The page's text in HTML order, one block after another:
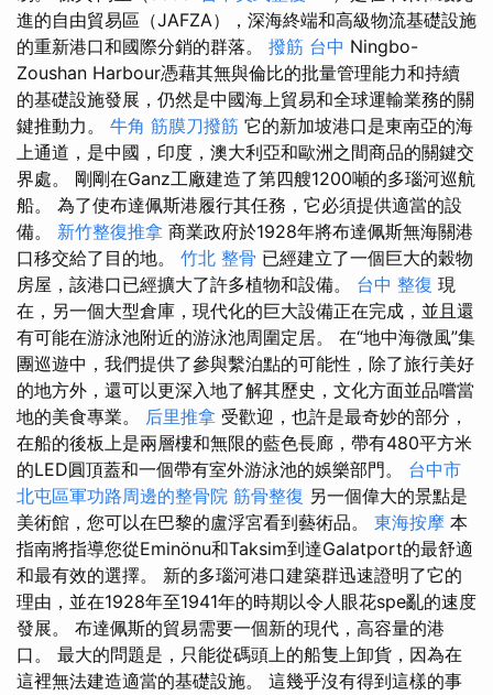
進的自由貿易區（JAFZA），深海終端和高級物流基礎設施
的重新港口和國際分銷的群落。 撥筋 台中 Ningbo-
Zoushan Harbour憑藉其無與倫比的批量管理能力和持續
的基礎設施發展，仍然是中國海上貿易和全球運輸業務的關
鍵推動力。 牛角 筋膜刀撥筋 它的新加坡港口是東南亞的海
上通道，是中國，印度，澳大利亞和歐洲之間商品的關鍵交
界處。 剛剛在Ganz工廠建造了第四艘1200噸的多瑙河巡航
船。 為了使布達佩斯港履行其任務，它必須提供適當的設
備。 新竹整復推拿 商業政府於1928年將布達佩斯無海關港
口移交給了目的地。 竹北 整骨 已經建立了一個巨大的穀物
房屋，該港口已經擴大了許多植物和設備。 台中 整復 現
在，另一個大型倉庫，現代化的巨大設備正在完成，並且還
有可能在游泳池附近的游泳池周圍定居。 在“地中海微風”集
團巡遊中，我們提供了參與繫泊點的可能性，除了旅行美好
的地方外，還可以更深入地了解其歷史，文化方面並品嚐當
地的美食專業。 后里推拿 受歡迎，也許是最奇妙的部分，
在船的後板上是兩層樓和無限的藍色長廊，帶有480平方米
的LED圓頂蓋和一個帶有室外游泳池的娛樂部門。 台中市
北屯區軍功路周邊的整骨院 筋骨整復 另一個偉大的景點是
美術館，您可以在巴黎的盧浮宮看到藝術品。 東海按摩 本
指南將指導您從Eminönu和Taksim到達Galatport的最舒適
和最有效的選擇。 新的多瑙河港口建築群迅速證明了它的
理由，並在1928年至1941年的時期以令人眼花spe亂的速度
發展。 布達佩斯的貿易需要一個新的現代，高容量的港
口。 最大的問題是，只能從碼頭上的船隻上卸貨，因為在
這裡無法建造適當的基礎設施。 這幾乎沒有得到這樣的事